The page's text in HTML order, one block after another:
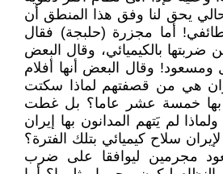
يحق لنا وفق هذا المنطق أن
أما مجزرة (حلبجة) فقال
بالكيميائي، وقال البعض
ومسعود! وقال البعض أنها أفلام
هي من قصفتهم لماذا سكتت
بها خمسة عشر عاما؟ بل غطت
لم يَتهم المدانون بها إيران
سلاح كيميائي بتلك الفترة؟
مجرمين ليوافقا على ضرب